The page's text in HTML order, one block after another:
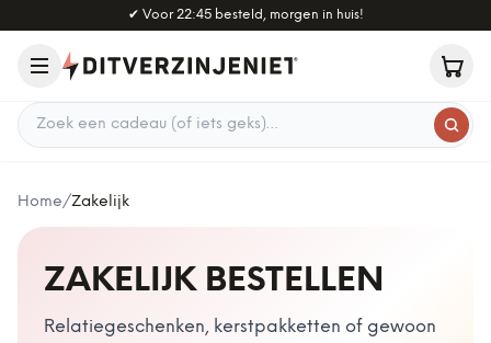
Naar hoofdinhoud
✔ Voor 22:45 besteld, morgen in huis!
Zoek een cadeau
Home/Zakelijk
ZAKELIJK BESTELLEN
Relatiegeschenken, kerstpakketten of gewoon